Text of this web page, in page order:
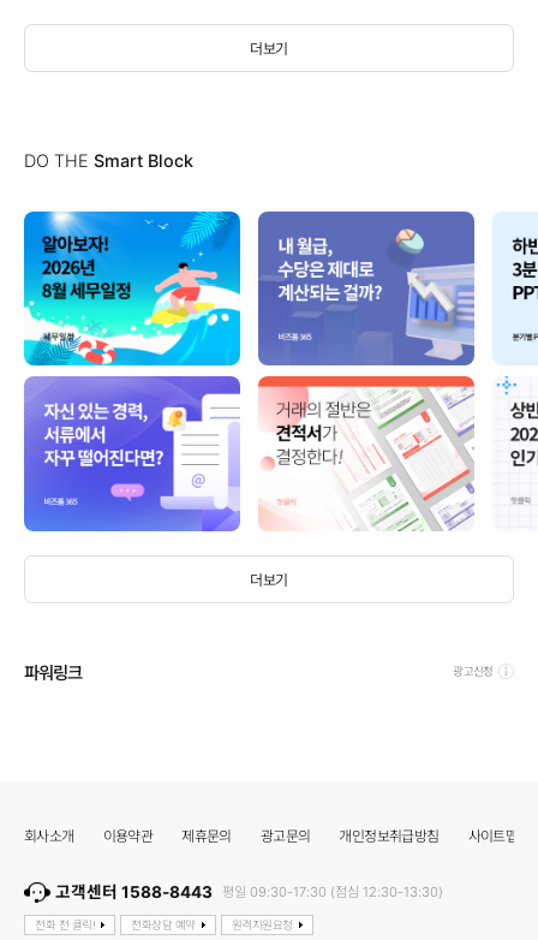
더보기
DO THE Smart Block
더보기
파워링크 광고신청
회사소개 이용약관 제휴문의 광고문의 개인정보취급방침 사이트맵
고객센터 1588-8443 평일 09:30-17:30 (점심 12:30-13:30)
전화 전 클릭! 전화상담 예약 원격지원요청